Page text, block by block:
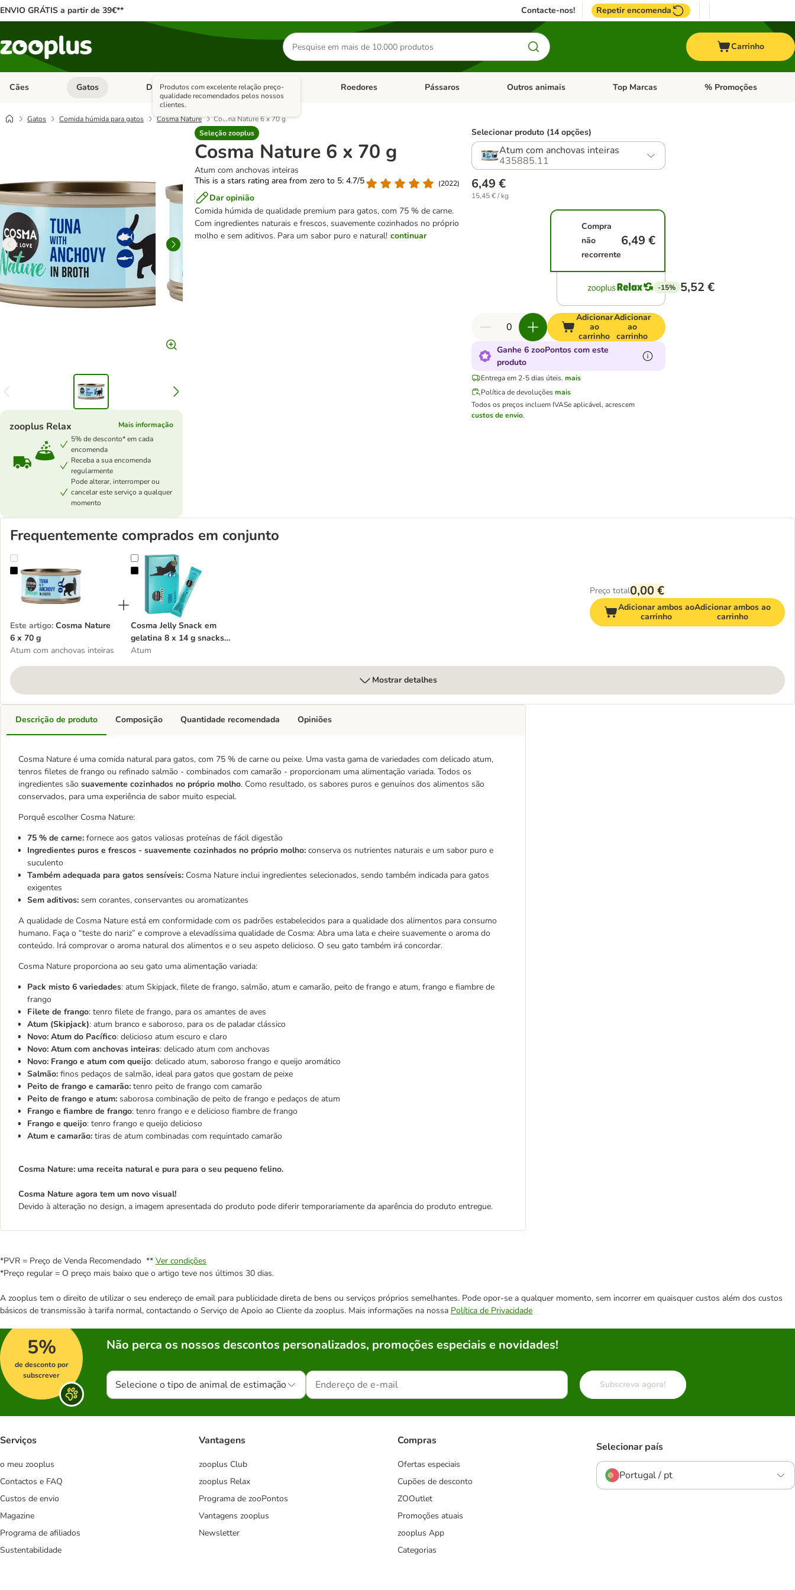
ENVIO GRÁTIS a partir de 39€** Contacte-nos! Repetir encomenda
Pesquisar
produtos
Carrinho
Cães Abrir menu de categoria: Cães
Gatos Abrir menu de categoria: Gatos
Dieta Vet. Abrir menu de categoria: Dieta Vet.
Antiparasitários Abrir menu de categoria: Antiparasitários
Roedores Abrir menu de categoria: Roedores
Pássaros Abrir menu de categoria: Pássaros
Outros animais Abrir menu de categoria: Outros animais
Top Marcas Abrir menu de categoria:
% Promoções
Gatos Comida húmida para gatos Cosma Nature
Cosma Nature 6 x 70 g
Seleção zooplus
Produtos com excelente relação preço-
qualidade recomendados pelos nossos
clientes.
Cosma Nature 6 x 70 g
Atum com anchovas inteiras
This is a stars rating area from zero to 5: 4.7/5
(2022)
Dar opinião
Comida húmida de qualidade premium para gatos, com 75 % de carne.
Com ingredientes naturais e frescos, suavemente cozinhados no próprio
molho e sem aditivos. Para um sabor puro e natural! continuar
zooplus Relax
Mais informação
5% de desconto* em cada
encomenda
Receba a sua encomenda
regularmente
Pode alterar, interromper ou
cancelar este serviço a qualquer
momento
Selecionar produto (14 opções)
Atum com anchovas inteiras
435885.11
6,49 €
15,45 € / kg
Compra
não
recorrente
6,49 €
-15% 5,52 €
Adicionar
ao
carrinho
Adicionar
ao
carrinho
Ganhe 6 zooPontos com este
produto
Entrega em 2-5 dias úteis. mais
Política de devoluções mais
Todos os preços incluem IVASe aplicável, acrescem
custos de envio.
Frequentemente comprados em conjunto
Cosma Nature 6 x 70 g
Este artigo: Cosma Nature
6 x 70 g
Atum com anchovas inteiras
Cosma Jelly Snack em gelatina 8 x 14 g snacks para gatos
Cosma Jelly Snack em
gelatina 8 x 14 g snacks
para gatos
Atum
Preço total0,00 €
Adicionar ambos ao
carrinho
Adicionar ambos ao
carrinho
Mostrar detalhes
Descrição de produto
Cosma Nature é uma comida natural para gatos, com 75 % de carne ou peixe. Uma vasta gama de variedades com delicado atum,
tenros filetes de frango ou refinado salmão - combinados com camarão - proporcionam uma alimentação variada. Todos os
ingredientes são suavemente cozinhados no próprio molho. Como resultado, os sabores puros e genuínos dos alimentos são
conservados, para uma experiência de sabor muito especial.
Porquê escolher Cosma Nature:
75 % de carne: fornece aos gatos valiosas proteínas de fácil digestão
Ingredientes puros e frescos - suavemente cozinhados no próprio molho: conserva os nutrientes naturais e um sabor puro e
suculento
Também adequada para gatos sensíveis: Cosma Nature inclui ingredientes selecionados, sendo também indicada para gatos
exigentes
Sem aditivos: sem corantes, conservantes ou aromatizantes
A qualidade de Cosma Nature está em conformidade com os padrões estabelecidos para a qualidade dos alimentos para consumo
humano. Faça o “teste do nariz” e comprove a elevadíssima qualidade de Cosma: Abra uma lata e cheire suavemente o aroma do
conteúdo. Irá comprovar o aroma natural dos alimentos e o seu aspeto delicioso. O seu gato também irá concordar.
Cosma Nature proporciona ao seu gato uma alimentação variada:
Pack misto 6 variedades: atum Skipjack, filete de frango, salmão, atum e camarão, peito de frango e atum, frango e fiambre de
frango
Filete de frango: tenro filete de frango, para os amantes de aves
Atum (Skipjack): atum branco e saboroso, para os de paladar clássico
Novo: Atum do Pacífico: delicioso atum escuro e claro
Novo: Atum com anchovas inteiras: delicado atum com anchovas
Novo: Frango e atum com queijo: delicado atum, saboroso frango e queijo aromático
Salmão: finos pedaços de salmão, ideal para gatos que gostam de peixe
Peito de frango e camarão: tenro peito de frango com camarão
Peito de frango e atum: saborosa combinação de peito de frango e pedaços de atum
Frango e fiambre de frango: tenro frango e e delicioso fiambre de frango
Frango e queijo: tenro frango e queijo delicioso
Atum e camarão: tiras de atum combinadas com requintado camarão
Cosma Nature: uma receita natural e pura para o seu pequeno felino.
Cosma Nature agora tem um novo visual!
Devido à alteração no design, a imagem apresentada do produto pode diferir temporariamente da aparência do produto entregue.
Composição Quantidade recomendada Opiniões
*PVR = Preço de Venda Recomendado ** Ver condições
*Preço regular = O preço mais baixo que o artigo teve nos últimos 30 dias.
A zooplus tem o direito de utilizar o seu endereço de email para publicidade direta de bens ou serviços próprios semelhantes. Pode opor-se a qualquer momento, sem incorrer em quaisquer custos além dos custos
básicos de transmissão à tarifa normal, contactando o Serviço de Apoio ao Cliente da zooplus. Mais informações na nossa Política de Privacidade
5%
de desconto por
subscrever
Não perca os nossos descontos personalizados, promoções especiais e novidades!
Selecione o tipo de animal de estimação Subscreva agora!
Serviços
o meu zooplus
Contactos e FAQ
Custos de envio
Magazine
Programa de afiliados
Sustentabilidade
Vantagens
zooplus Club
zooplus Relax
Programa de zooPontos
Vantagens zooplus
Newsletter
Compras
Ofertas especiais
Cupões de desconto
ZOOutlet
Promoções atuais
zooplus App
Categorias
Selecionar país
Portugal / pt